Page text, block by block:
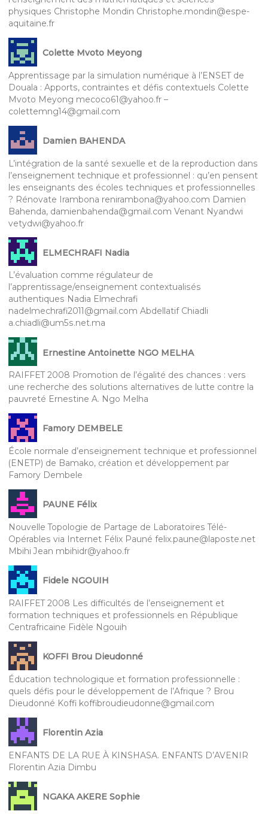
physiques Christophe Mondin Christophe.mondin@espe-
aquitaine.fr
Colette Mvoto Meyong
Apprentissage par la simulation numérique à l’ENSET de
Douala : Apports, contraintes et défis contextuels Colette
Mvoto Meyong mecoco61@yahoo.fr –
colettemng14@gmail.com
Damien BAHENDA
L’intégration de la santé sexuelle et de la reproduction dans
l’enseignement technique et professionnel : qu’en pensent
les enseignants des écoles techniques et professionnelles
? Rénovate Irambona renirambona@yahoo.com Damien
Bahenda, damienbahenda@gmail.com Venant Nyandwi
vetydwi@yahoo.fr
ELMECHRAFI Nadia
L’évaluation comme régulateur de
l’apprentissage/enseignement contextualisés
authentiques Nadia Elmechrafi
nadelmechrafi2011@gmail.com Abdellatif Chiadli
a.chiadli@um5s.net.ma
Ernestine Antoinette NGO MELHA
RAIFFET 2008 Promotion de l’égalité des chances : vers
une recherche des solutions alternatives de lutte contre la
pauvreté Ernestine A. Ngo Melha
Famory DEMBELE
École normale d’enseignement technique et professionnel
(ENETP) de Bamako, création et développement par
Famory Dembele
PAUNE Félix
Nouvelle Topologie de Partage de Laboratoires Télé-
Opérables via Internet Félix Pauné felix.paune@laposte.net
Mbihi Jean mbihidr@yahoo.fr
Fidele NGOUIH
RAIFFET 2008 Les difficultés de l’enseignement et
formation techniques et professionnels en République
Centrafricaine Fidèle Ngouih
KOFFI Brou Dieudonné
Éducation technologique et formation professionnelle :
quels défis pour le développement de l’Afrique ? Brou
Dieudonné Koffi koffibroudieudonne@gmail.com
Florentin Azia
ENFANTS DE LA RUE À KINSHASA. ENFANTS D’AVENIR
Florentin Azia Dimbu
NGAKA AKERE Sophie